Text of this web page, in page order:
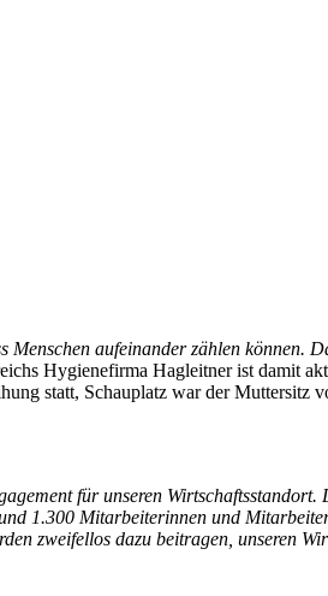
aufeinander zählen können.
Hygienefirma Hagleitner ist damit
statt, Schauplatz war der Muttersitz
für unseren Wirtschaftsstandort.
1.300 Mitarbeiterinnen und
zweifellos dazu beitragen, unseren